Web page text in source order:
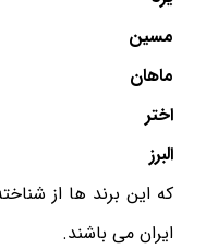
مسین
ماهان
اختر
البرز
که این برند ها از
ایران می باشند.